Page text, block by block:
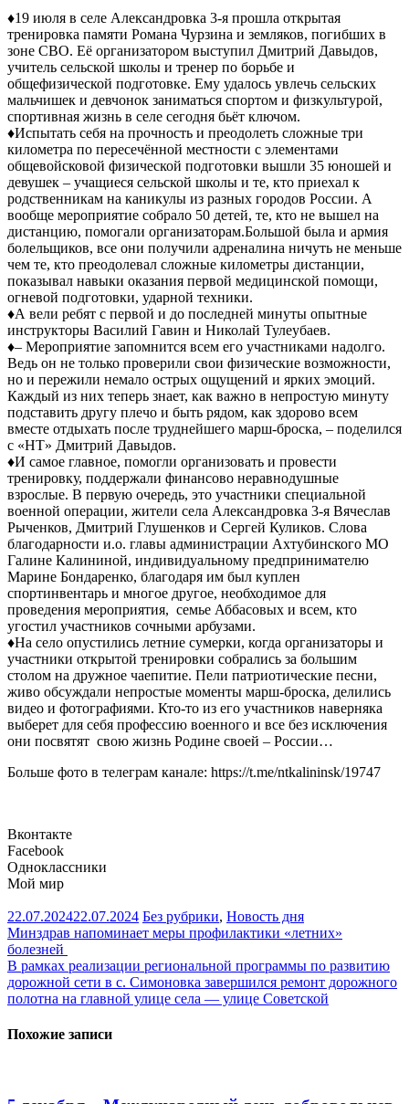
♦️19 июля в селе Александровка 3-я прошла открытая
тренировка памяти Романа Чурзина и земляков, погибших в
зоне СВО. Её организатором выступил Дмитрий Давыдов,
учитель сельской школы и тренер по борьбе и
общефизической подготовке. Ему удалось увлечь сельских
мальчишек и девчонок заниматься спортом и физкультурой,
спортивная жизнь в селе сегодня бьёт ключом.
♦️Испытать себя на прочность и преодолеть сложные три
километра по пересечённой местности с элементами
общевойсковой физической подготовки вышли 35 юношей и
девушек – учащиеся сельской школы и те, кто приехал к
родственникам на каникулы из разных городов России. А
вообще мероприятие собрало 50 детей, те, кто не вышел на
дистанцию, помогали организаторам.Большой была и армия
болельщиков, все они получили адреналина ничуть не меньше
чем те, кто преодолевал сложные километры дистанции,
показывал навыки оказания первой медицинской помощи,
огневой подготовки, ударной техники.
♦️А вели ребят с первой и до последней минуты опытные
инструкторы Василий Гавин и Николай Тулеубаев.
♦️– Мероприятие запомнится всем его участниками надолго.
Ведь он не только проверили свои физические возможности,
но и пережили немало острых ощущений и ярких эмоций.
Каждый из них теперь знает, как важно в непростую минуту
подставить другу плечо и быть рядом, как здорово всем
вместе отдыхать после труднейшего марш-броска, – поделился
с «НТ» Дмитрий Давыдов.
♦️И самое главное, помогли организовать и провести
тренировку, поддержали финансово неравнодушные
взрослые. В первую очередь, это участники специальной
военной операции, жители села Александровка 3-я Вячеслав
Рыченков, Дмитрий Глушенков и Сергей Куликов. Слова
благодарности и.о. главы администрации Ахтубинского МО
Галине Калининой, индивидуальному предпринимателю
Марине Бондаренко, благодаря им был куплен
спортинвентарь и многое другое, необходимое для
проведения мероприятия, семье Аббасовых и всем, кто
угостил участников сочными арбузами.
♦️На село опустились летние сумерки, когда организаторы и
участники открытой тренировки собрались за большим
столом на дружное чаепитие. Пели патриотические песни,
живо обсуждали непростые моменты марш-броска, делились
видео и фотографиями. Кто-то из его участников наверняка
выберет для себя профессию военного и все без исключения
они посвятят свою жизнь Родине своей – России…
Больше фото в телеграм канале: https://t.me/ntkalininsk/19747
Вконтакте
Facebook
Одноклассники
Мой мир
22.07.202422.07.2024 Без рубрики, Новость дня
Навигация
по
записям
Минздрав напоминает меры профилактики «летних»
болезней
В рамках реализации региональной программы по развитию
дорожной сети в с. Симоновка завершился ремонт дорожного
полотна на главной улице села — улице Советской
Похожие записи